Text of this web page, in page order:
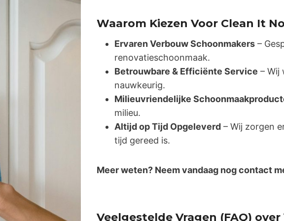
Waarom Kiezen Voor Clean It
Ervaren Verbouw Schoonmakers –
renovatieschoonmaak.
Betrouwbare & Efficiënte Service – Wij
nauwkeurig.
Milieuvriendelijke
milieu.
Altijd op Tijd Opgeleverd – Wij zorgen
tijd gereed is.
Meer weten? Neem vandaag nog contact
Veelgestelde Vragen (FAQ)